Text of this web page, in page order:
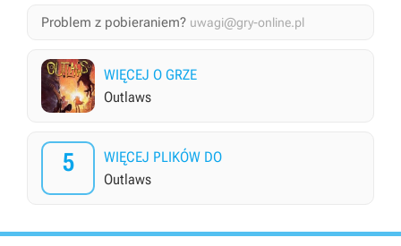
Problem z pobieraniem? uwagi@gry-online.pl
WIĘCEJ O GRZE
Outlaws
5
WIĘCEJ PLIKÓW DO
Outlaws